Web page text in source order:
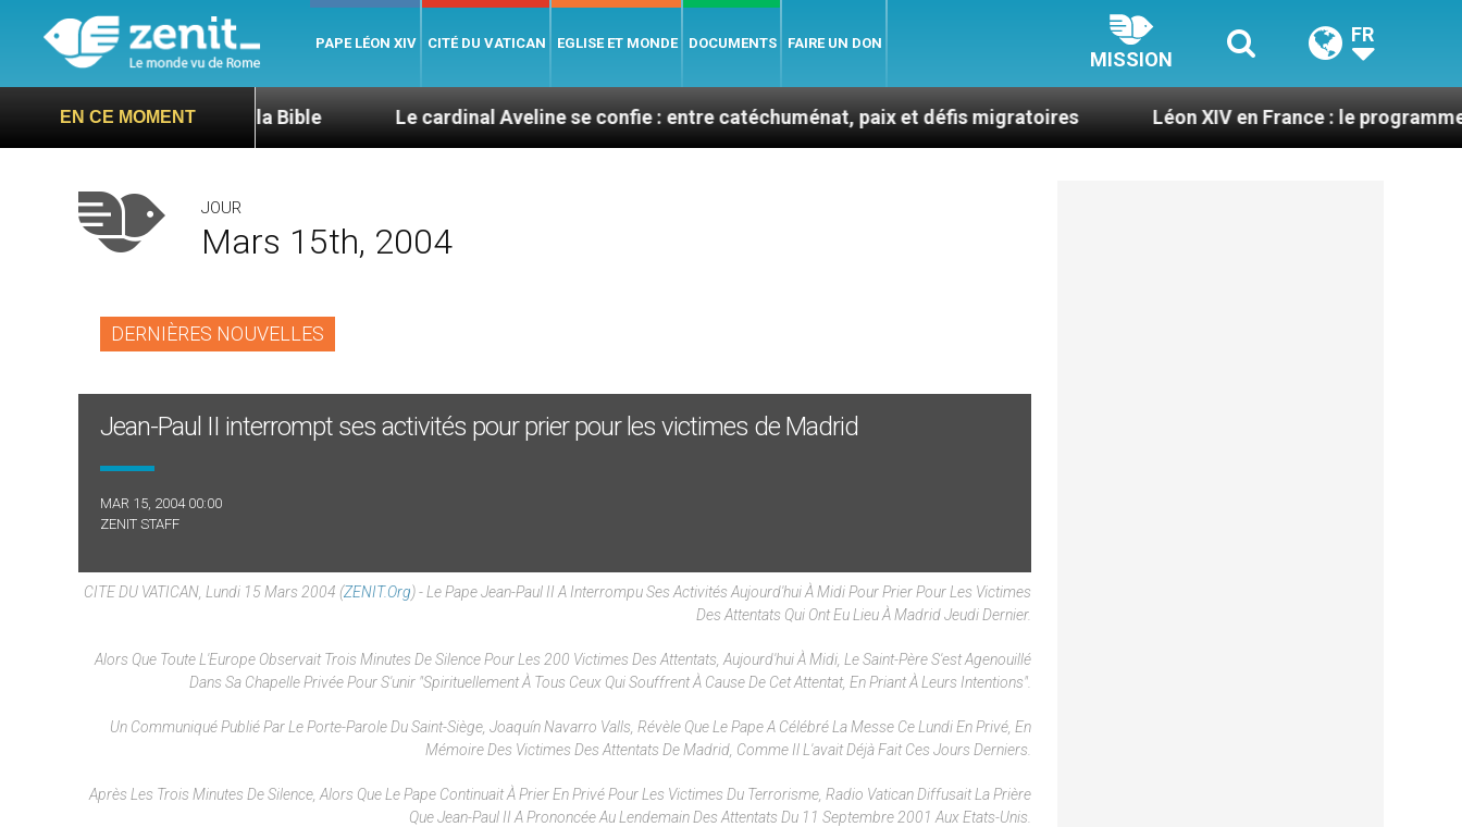
PAPE LÉON XIV CITÉ DU VATICAN EGLISE ET MONDE DOCUMENTS FAIRE UN DON
MISSION
FR
EN CE MOMENT
dans la Bible Le cardinal Aveline se confie : entre catéchuménat, paix et défis migratoires Léon XIV en France : le programme détaillé
JOUR
Mars 15th, 2004
DERNIÈRES NOUVELLES
Jean-Paul II interrompt ses activités pour prier pour les victimes de Madrid
MAR 15, 2004 00:00
ZENIT STAFF
CITE DU VATICAN, Lundi 15 Mars 2004 (ZENIT.org) - Le Pape Jean-Paul II A Interrompu Ses Activités Aujourd'hui À Midi Pour Prier Pour Les Victimes
Des Attentats Qui Ont Eu Lieu À Madrid Jeudi Dernier.
Alors Que Toute L'Europe Observait Trois Minutes De Silence Pour Les 200 Victimes Des Attentats, Aujourd'hui À Midi, Le Saint-Père S'est Agenouillé
Dans Sa Chapelle Privée Pour S'unir "spirituellement À Tous Ceux Qui Souffrent À Cause De Cet Attentat, En Priant À Leurs Intentions".
Un Communiqué Publié Par Le Porte-Parole Du Saint-Siège, Joaquín Navarro Valls, Révèle Que Le Pape A Célébré La Messe Ce Lundi En Privé, En
Mémoire Des Victimes Des Attentats De Madrid, Comme Il L'avait Déjà Fait Ces Jours Derniers.
Après Les Trois Minutes De Silence, Alors Que Le Pape Continuait À Prier En Privé Pour Les Victimes Du Terrorisme, Radio Vatican Diffusait La Prière
Que Jean-Paul II A Prononcée Au Lendemain Des Attentats Du 11 Septembre 2001 Aux Etats-Unis.